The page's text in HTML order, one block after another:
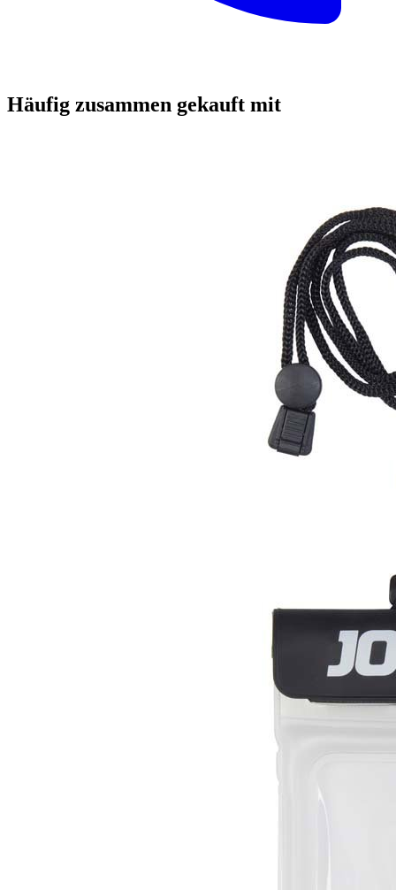
Häufig zusammen gekauft mit